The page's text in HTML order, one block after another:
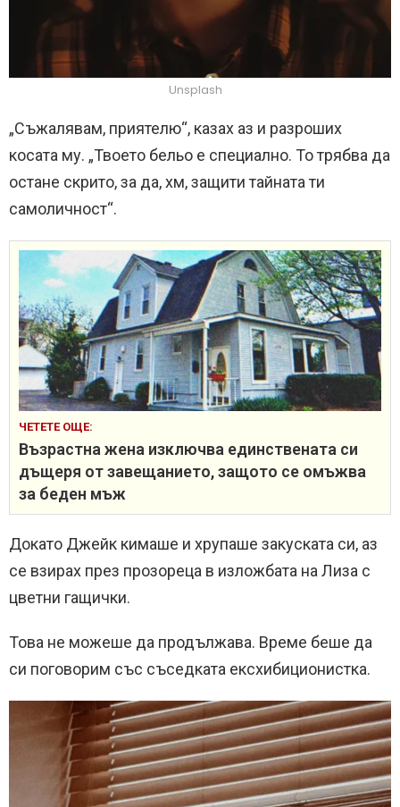
Unsplash
„Съжалявам, приятелю“, казах аз и разроших
косата му. „Твоето бельо е специално. То трябва да
остане скрито, за да, хм, защити тайната ти
самоличност“.
ЧЕТЕТЕ ОЩЕ:
Възрастна жена изключва единствената си
дъщеря от завещанието, защото се омъжва
за беден мъж
Докато Джейк кимаше и хрупаше закуската си, аз
се взирах през прозореца в изложбата на Лиза с
цветни гащички.
Това не можеше да продължава. Време беше да
си поговорим със съседката ексхибиционистка.